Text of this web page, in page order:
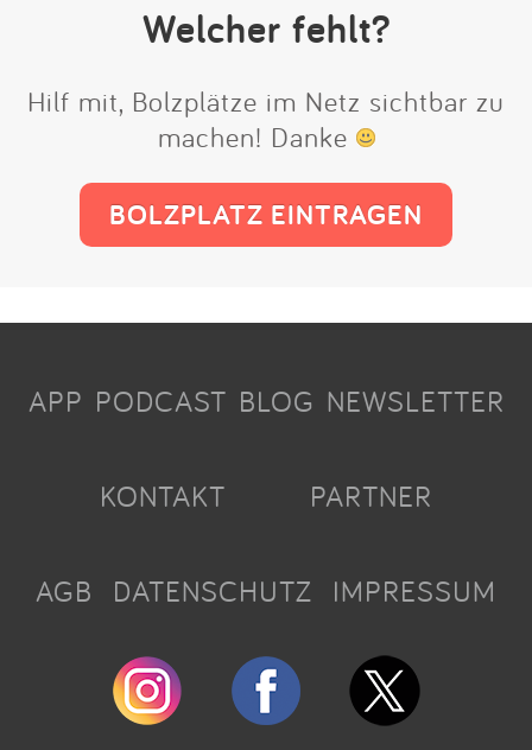
Welcher fehlt?
Hilf mit, Bolzplätze im Netz sichtbar zu
machen! Danke
BOLZPLATZ EINTRAGEN
APP PODCAST BLOG NEWSLETTER
KONTAKT PARTNER
AGB DATENSCHUTZ IMPRESSUM